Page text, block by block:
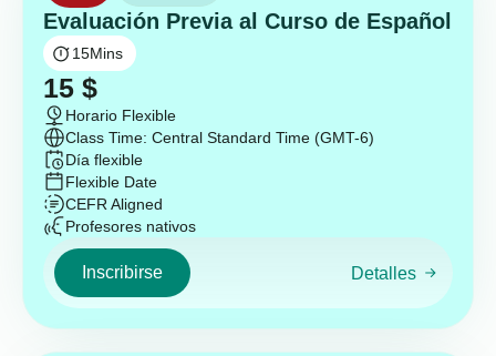
Evaluación Previa al Curso de Español
15Mins
15 $
Horario Flexible
Class Time: Central Standard Time (GMT-6)
Día flexible
Flexible Date
CEFR Aligned
Profesores nativos
Inscribirse Detalles